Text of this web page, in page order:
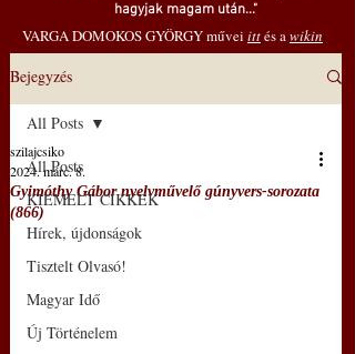
hagyjak magam után..."
VARGA DOMOKOS GYÖRGY művei ittés awikin
Bejegyzés
All Posts
KIEMELT CIKKEK
Hírek, újdonságok
Tisztelt Olvasó!
Magyar Idő
Új Történelem
All Posts
Gyimóthy Gábor nyelvművelő gúnyvers-sorozata
(866)
szilajcsiko
2024. márc. 8.